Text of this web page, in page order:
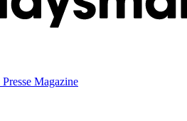
Presse Magazine